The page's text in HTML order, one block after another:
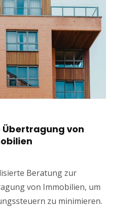
von
Beratung zur
von Immobilien, um
zu minimieren.